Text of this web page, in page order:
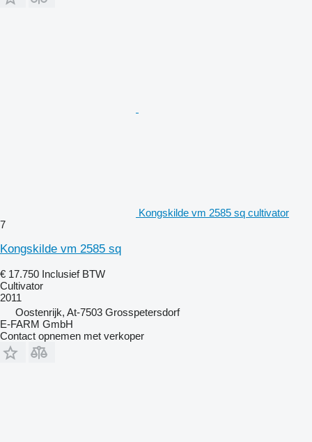
Kongskilde vm 2585 sq cultivator
7
Kongskilde vm 2585 sq
€ 17.750 Inclusief BTW
Cultivator
2011
Oostenrijk, At-7503 Grosspetersdorf
E-FARM GmbH
Contact opnemen met verkoper